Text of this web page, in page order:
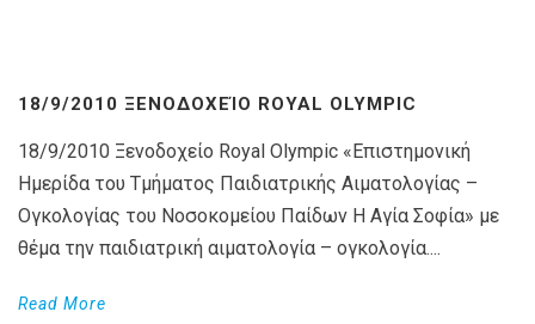
18/9/2010 ΞΕΝΟΔΟΧΕΊΟ ROYAL OLYMPIC
18/9/2010 Ξενοδοχείο Royal Olympic «Επιστημονική
Ημερίδα του Τμήματος Παιδιατρικής Αιματολογίας –
Ογκολογίας του Νοσοκομείου Παίδων Η Αγία Σοφία» με
θέμα την παιδιατρική αιματολογία – ογκολογία....
Read More